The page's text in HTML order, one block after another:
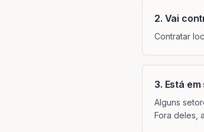
2. Vai
Contratar
3. Está
Alguns
Fora deles,